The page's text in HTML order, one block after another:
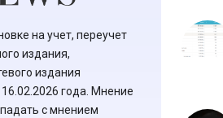
на учет, переучет
издания,
издания
года. Мнение
с мнением